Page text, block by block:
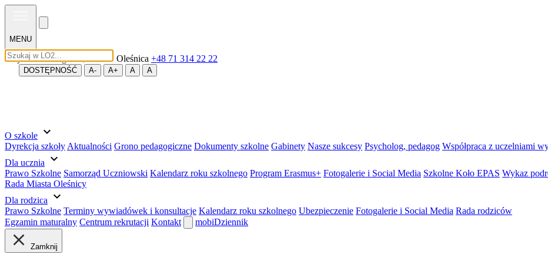
MENU
Wojska Polskiego 56, 56-400 Oleśnica +48 71 314 22 22
DOSTĘPNOŚĆ A- A+ A A
O szkole expand_more
Dyrekcja szkoły Aktualności Grono pedagogiczne Dokumenty szkolne Gabinety Nasze sukcesy Psycholog, pedagog Współpraca z uczelniami
Dla ucznia
expand_more
Prawo Szkolne Samorząd Uczniowski Kalendarz roku szkolnego Program Erasmus+ Fotogalerie i Social Media Szkolne Koło EPAS Wykaz
Rada Miasta Oleśnicy
Dla rodzica
expand_more
Prawo Szkolne Terminy wywiadówek i konsultacje Kalendarz roku szkolnego Ubezpieczenie Fotogalerie i Social Media Rada rodziców
Egzamin maturalny Centrum rekrutacji Kontakt mobiDziennik
Zamknij